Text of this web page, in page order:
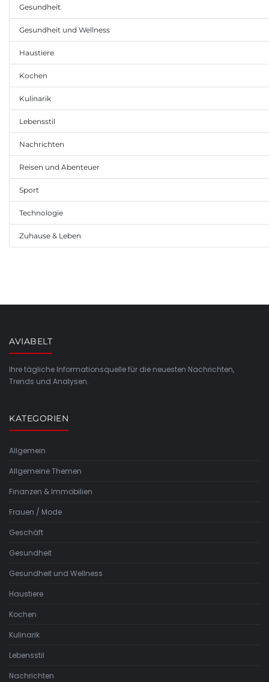
Gesundheit
Gesundheit und Wellness
Haustiere
Kochen
Kulinarik
Lebensstil
Nachrichten
Reisen und Abenteuer
Sport
Technologie
Zuhause & Leben
AVIABELT
Ihre tägliche Informationsquelle für die neuesten Nachrichten,
Trends und Analysen.
KATEGORIEN
Allgemein
Allgemeine Themen
Finanzen & Immobilien
Frauen / Mode
Geschäft
Gesundheit
Gesundheit und Wellness
Haustiere
Kochen
Kulinarik
Lebensstil
Nachrichten